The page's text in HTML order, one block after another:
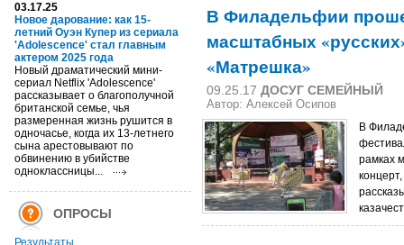
03.17.25
Новое дарование: как 15-
летний Оуэн Купер из сериала
'Adolescence' стал главным
актером 2025 года
Новый драматический мини-
сериал Netflix 'Adolescence'
рассказывает о благополучной
британской семье, чья
размеренная жизнь рушится в
одночасье, когда их 13-летнего
сына арестовывают по
обвинению в убийстве
одноклассницы...
ОПРОСЫ
Результаты
В Филадельфии
масштабных
«Матрешка»
09.25.17 ДОСУГ СЕМЕЙНЫЙ
Автор: Алексей Осипов
В
рамках